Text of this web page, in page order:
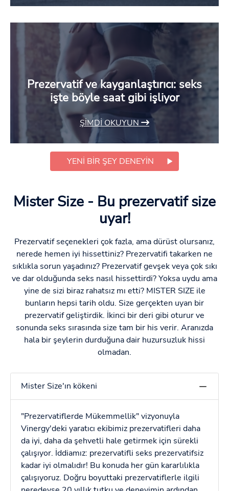
Prezervatif ve kayganlaştırıcı: seks
işte böyle saat gibi işliyor
ŞIMDI OKUYUN
YENI BIR ŞEY DENEYIN
Mister Size - Bu prezervatif size
uyar!
Prezervatif seçenekleri çok fazla, ama dürüst olursanız,
nerede hemen iyi hissettiniz? Prezervatifi takarken ne
sıklıkla sorun yaşadınız? Prezervatif gevşek veya çok sıkı
ve dar olduğunda seks nasıl hissettirdi? Yoksa uydu ama
yine de sizi biraz rahatsız mı etti? MISTER SIZE ile
bunların hepsi tarih oldu. Size gerçekten uyan bir
prezervatif geliştirdik. İkinci bir deri gibi oturur ve
sonunda seks sırasında size tam bir his verir. Aranızda
hala bir şeylerin durduğuna dair huzursuzluk hissi
olmadan.
Mister Size'ın kökeni
"Prezervatiflerde Mükemmellik" vizyonuyla
Vinergy'deki yaratıcı ekibimiz prezervatifleri daha
da iyi, daha da şehvetli hale getirmek için sürekli
çalışıyor. İddiamız: prezervatifli seks prezervatifsiz
kadar iyi olmalıdır! Bu konuda her gün kararlılıkla
çalışıyoruz. Doğru boyuttaki prezervatiflerle ilgili